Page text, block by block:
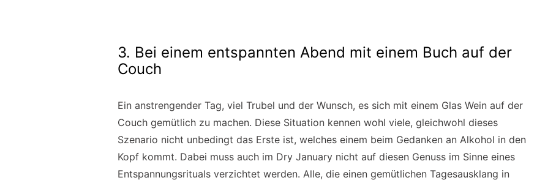
3. Bei einem entspannten Abend mit einem Buch auf der
Couch
Ein anstrengender Tag, viel Trubel und der Wunsch, es sich mit einem Glas Wein auf der
Couch gemütlich zu machen. Diese Situation kennen wohl viele, gleichwohl dieses
Szenario nicht unbedingt das Erste ist, welches einem beim Gedanken an Alkohol in den
Kopf kommt. Dabei muss auch im Dry January nicht auf diesen Genuss im Sinne eines
Entspannungsrituals verzichtet werden. Alle, die einen gemütlichen Tagesausklang in